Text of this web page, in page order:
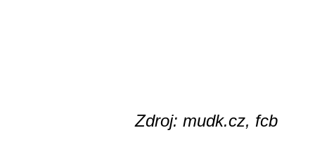
Zdroj: mudk.cz, fcb